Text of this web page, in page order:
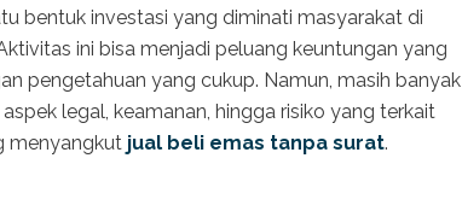
bentuk investasi yang diminati masyarakat di
ini bisa menjadi peluang keuntungan yang
pengetahuan yang cukup. Namun, masih banyak
legal, keamanan, hingga risiko yang terkait
menyangkut jual beli emas tanpa surat.